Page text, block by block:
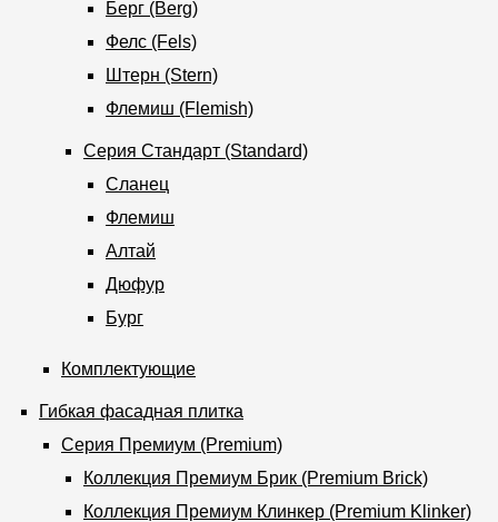
Берг (Berg)
Фелс (Fels)
Штерн (Stern)
Флемиш (Flemish)
Серия Стандарт (Standard)
Сланец
Флемиш
Алтай
Дюфур
Бург
Комплектующие
Гибкая фасадная плитка
Серия Премиум (Premium)
Коллекция Премиум Брик (Premium Brick)
Коллекция Премиум Клинкер (Premium Klinker)